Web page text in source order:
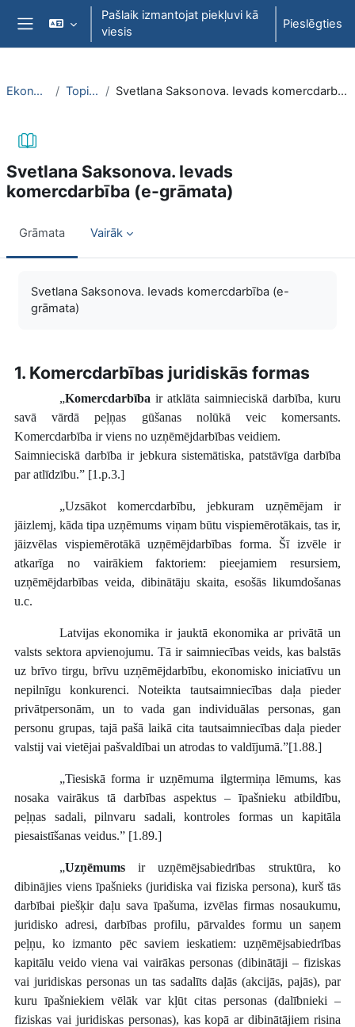
Atvērt galveno saturu
Sānu panelis
Pašlaik izmantojat piekļuvi kā
viesis
Pieslēgties
EkonT000 Topic 23 Svetlana Saksonova. Ievads komercdarbība (e-grāmata)
Svetlana Saksonova. Ievads
komercdarbība (e-grāmata)
Grāmata Vairāk
Svetlana Saksonova. Ievads komercdarbība (e-
grāmata)
1. Komercdarbības juridiskās formas
„Komercdarbība ir atklāta saimnieciskā darbība, kuru
savā vārdā peļņas gūšanas nolūkā veic komersants.
Komercdarbība ir viens no uzņēmējdarbības veidiem.
Saimnieciskā darbība ir jebkura sistemātiska, patstāvīga darbība
par atlīdzību.” [1.p.3.]
„Uzsākot komercdarbību, jebkuram uzņēmējam ir
jāizlemj, kāda tipa uzņēmums viņam būtu vispiemērotākais, tas ir,
jāizvēlas vispiemērotākā uzņēmējdarbības forma. Šī izvēle ir
atkarīga no vairākiem faktoriem: pieejamiem resursiem,
uzņēmējdarbības veida, dibinātāju skaita, esošās likumdošanas
u.c.
Latvijas ekonomika ir jauktā ekonomika ar privātā un
valsts sektora apvienojumu. Tā ir saimniecības veids, kas balstās
uz brīvo tirgu, brīvu uzņēmējdarbību, ekonomisko iniciatīvu un
nepilnīgu konkurenci. Noteikta tautsaimniecības daļa pieder
privātpersonām, un to vada gan individuālas personas, gan
personu grupas, tajā pašā laikā cita tautsaimniecības daļa pieder
valstij vai vietējai pašvaldībai un atrodas to valdījumā.”[1.88.]
„Tiesiskā forma ir uzņēmuma ilgtermiņa lēmums, kas
nosaka vairākus tā darbības aspektus – īpašnieku atbildību,
peļņas sadali, pilnvaru sadali, kontroles formas un kapitāla
piesaistīšanas veidus.” [1.89.]
„Uzņēmumsir uzņēmējsabiedrības struktūra, ko
dibinājies viens īpašnieks (juridiska vai fiziska persona), kurš tās
darbībai piešķir daļu sava īpašuma, izvēlas firmas nosaukumu,
juridisko adresi, darbības profilu, pārvaldes formu un saņem
peļņu, ko izmanto pēc saviem ieskatiem: uzņēmējsabiedrības
kapitālu veido viena vai vairākas personas (dibinātāji – fiziskas
vai juridiskas personas un tas sadalīts daļās (akcijās, pajās), par
kuru īpašniekiem vēlāk var kļūt citas personas (dalībnieki –
fiziskas vai juridiskas personas), kas kopā ar dibinātājiem risina